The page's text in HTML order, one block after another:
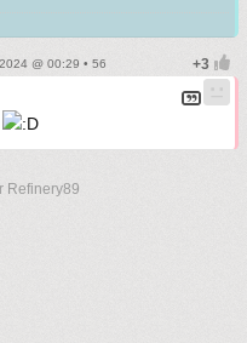
@ 00:29 • 56
Refinery89